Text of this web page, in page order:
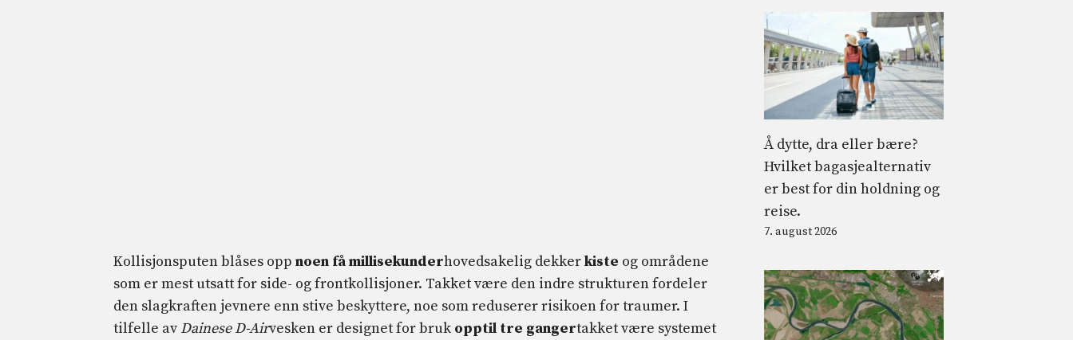
Kollisjonsputen blåses opp noen få millisekunderhovedsakelig dekkerkiste og områdene
som er mest utsatt for side- og frontkollisjoner. Takket være den indre strukturen fordeler
den slagkraften jevnere enn stive beskyttere, noe som reduserer risikoen for traumer. I
tilfelle av Dainese D-Airvesken er designet for bruk opptil tre gangertakket være systemet
Å dytte, dra eller bære?
Hvilket bagasjealternativ
er best for din holdning og
reise.
7. august 2026